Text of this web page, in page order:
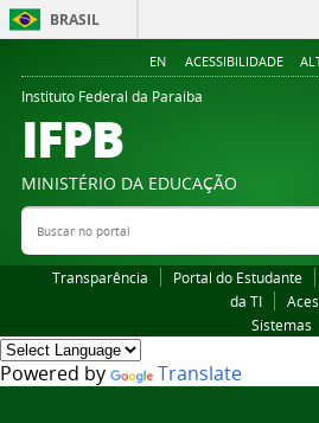
BRASIL
EN ACESSIBILIDADE
Instituto Federal da Paraiba
IFPB
MINISTÉRIO DA EDUCAÇÃO
Buscar no portal
Transparência Portal do Estudante
da TI
Sistemas
Powered by Translate